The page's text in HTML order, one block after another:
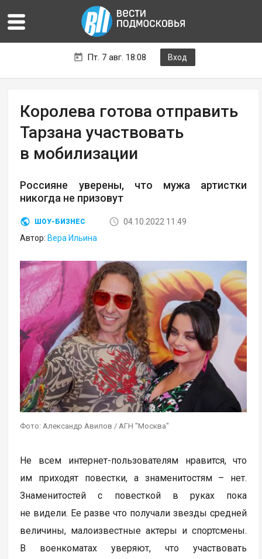
Пт. 7 авг. 18:08 Вход
Королева готова отправить
Тарзана участвовать
в мобилизации
Россияне уверены, что мужа артистки
никогда не призовут
ШОУ-БИЗНЕС
04.10.2022 11:49
Автор: Вера Ильина
Фото: Александр Авилов / АГН "Москва"
Не всем интернет-пользователям нравится, что
им приходят повестки, а знаменитостям – нет.
Знаменитостей с повесткой в руках пока
не видели. Ее разве что получали звезды средней
величины, малоизвестные актеры и спортсмены.
В военкоматах уверяют, что участвовать